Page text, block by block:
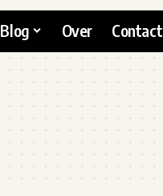
Blog Over Contact